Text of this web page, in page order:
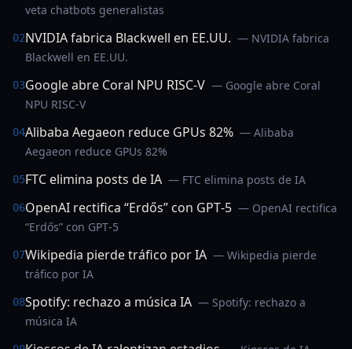
veta chatbots generalistas
02NVIDIA fabrica Blackwell en EE.UU. — NVIDIA fabrica
Blackwell en EE.UU.
03Google abre Coral NPU RISC‑V — Google abre Coral
NPU RISC‑V
04Alibaba Aegaeon reduce GPUs 82% — Alibaba
Aegaeon reduce GPUs 82%
05FTC elimina posts de IA — FTC elimina posts de IA
06OpenAI rectifica “Erdős” con GPT‑5 — OpenAI rectifica
“Erdős” con GPT‑5
07Wikipedia pierde tráfico por IA — Wikipedia pierde
tráfico por IA
08Spotify: rechazo a música IA — Spotify: rechazo a
música IA